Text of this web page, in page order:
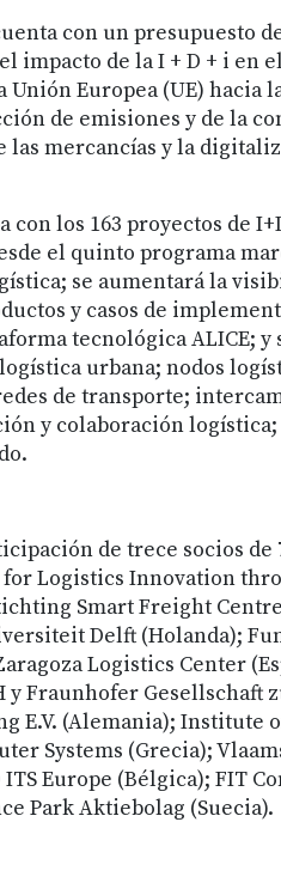
con un presupuesto
impacto de la I + D + i en
Europea (UE) hacia
de emisiones y de la
las mercancías y la
con los 163 proyectos de
el quinto programa
se aumentará la
y casos de
tecnológica ALICE; y
urbana; nodos
de transporte;
y colaboración logística;
de trece socios de
for Logistics Innovation
Smart Freight
Delft (Holanda);
Logistics Center
Fraunhofer Gesellschaft
E.V. (Alemania); Institute
Systems (Grecia);
Europe (Bélgica); FIT
Park Aktiebolag (Suecia).